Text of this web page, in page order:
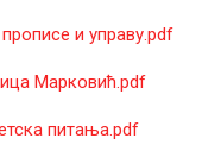
и управу.pdf
Марковић.pdf
питања.pdf